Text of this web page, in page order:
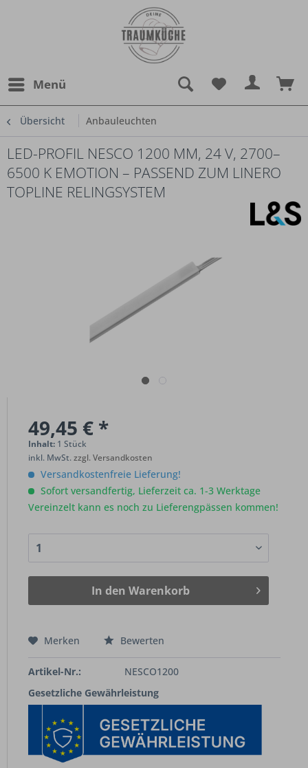
Menü
Übersicht Anbauleuchten
LED-PROFIL NESCO 1200 MM, 24 V, 2700–
6500 K EMOTION – PASSEND ZUM LINERO
TOPLINE RELINGSYSTEM
49,45 € *
Inhalt: 1 Stück
inkl. MwSt.zzgl. Versandkosten
Versandkostenfreie Lieferung!
Sofort versandfertig, Lieferzeit ca. 1-3 Werktage
Vereinzelt kann es noch zu Lieferengpässen kommen!
In den Warenkorb
Merken Bewerten
Artikel-Nr.:
NESCO1200
Gesetzliche Gewährleistung